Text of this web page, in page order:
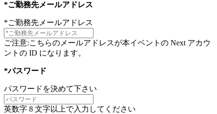
*ご勤務先メールアドレス
*ご勤務先メールアドレス
ご注意:こちらのメールアドレスが本イベントの Next アカウ
ントの ID になります。
*パスワード
パスワードを決めて下さい
英数字 8 文字以上で入力してください